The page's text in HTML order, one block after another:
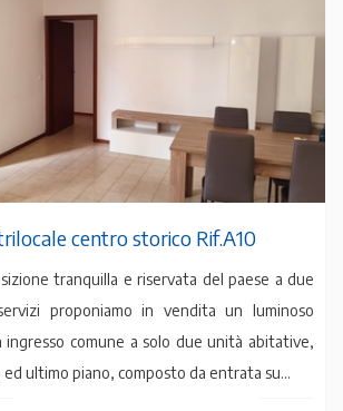
centro storico Rif.A10
tranquilla e riservata del paese a due
proponiamo in vendita un luminoso
ingresso comune a solo due unità abitative,
ultimo piano, composto da entrata su...